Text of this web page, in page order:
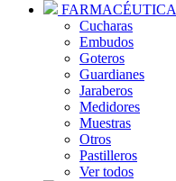
FARMACÉUTICA
Cucharas
Embudos
Goteros
Guardianes
Jaraberos
Medidores
Muestras
Otros
Pastilleros
Ver todos